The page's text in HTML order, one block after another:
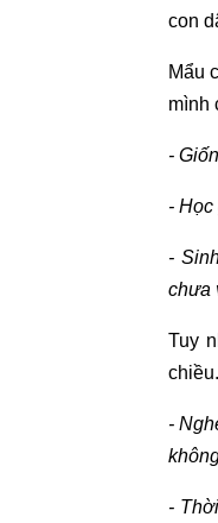
con
Mẩu
mình
-
-
-
chưa
Tuy
chiều.
-
-